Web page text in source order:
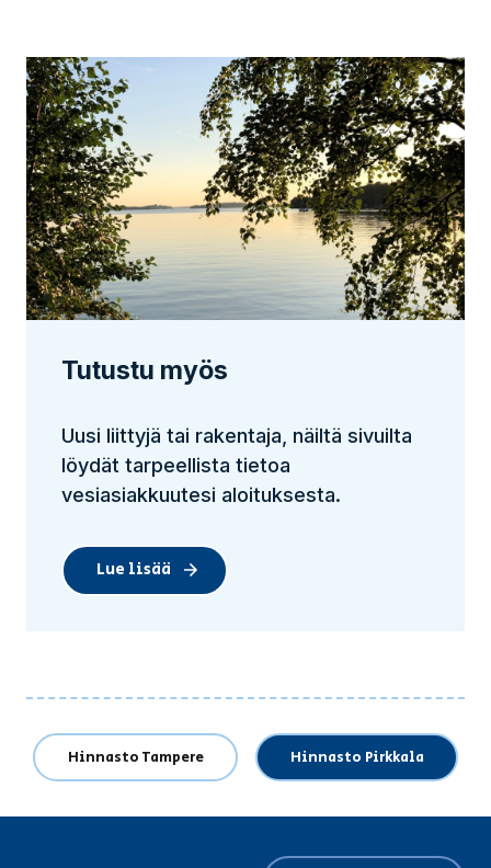
Tutustu myös
Uusi liittyjä tai rakentaja, näiltä sivuilta
löydät tarpeellista tietoa
vesiasiakkuutesi aloituksesta.
Lue lisää
Hinnasto Tampere Hinnasto Pirkkala